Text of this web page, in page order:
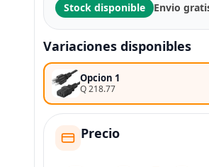
Stock disponible Envio
Variaciones disponibles
Opcion 1
Q 218.77
Precio